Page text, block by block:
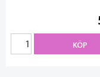
KÖP